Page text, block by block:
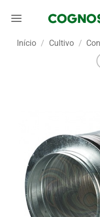
Início / Cultivo /